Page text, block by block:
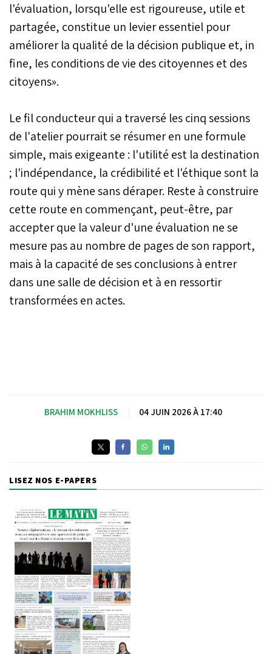
l'évaluation, lorsqu'elle est rigoureuse, utile et
partagée, constitue un levier essentiel pour
améliorer la qualité de la décision publique et, in
fine, les conditions de vie des citoyennes et des
citoyens».
Le fil conducteur qui a traversé les cinq sessions
de l'atelier pourrait se résumer en une formule
simple, mais exigeante : l'utilité est la destination
; l'indépendance, la crédibilité et l'éthique sont la
route qui y mène sans déraper. Reste à construire
cette route en commençant, peut-être, par
accepter que la valeur d'une évaluation ne se
mesure pas au nombre de pages de son rapport,
mais à la capacité de ses conclusions à entrer
dans une salle de décision et à en ressortir
transformées en actes.
BRAHIM MOKHLISS 04 JUIN 2026 À 17:40
LISEZ NOS E-PAPERS